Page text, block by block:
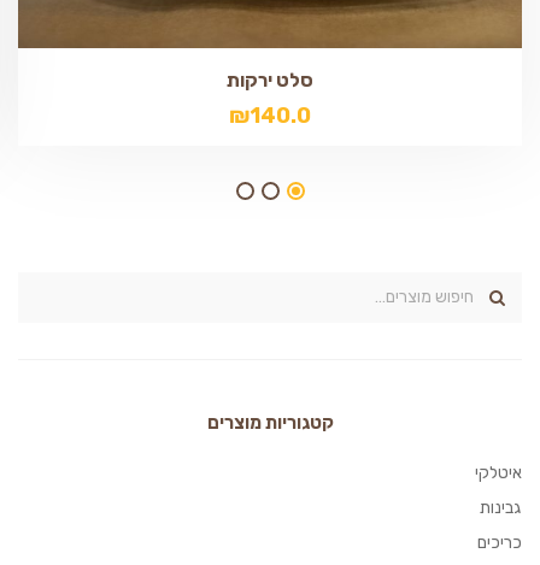
סלט ירקות
₪140.0
קטגוריות מוצרים
איטלקי
גבינות
כריכים